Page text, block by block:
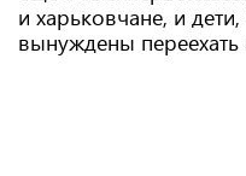
и харьковчане, и
вынуждены переехать